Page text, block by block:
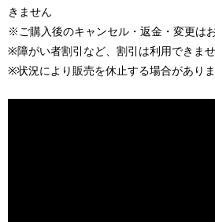
きません
※ご購入後のキャンセル・返金・変更は
※障がい者割引など、割引は利用できま
※状況により販売を休止する場合があり